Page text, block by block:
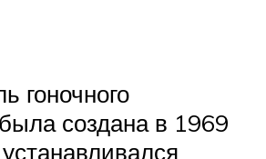
гоночного
создана в 1969